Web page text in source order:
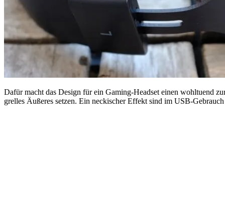
Dafür macht das Design für ein Gaming-Headset einen wohltuend
grelles Äußeres setzen. Ein neckischer Effekt sind im USB-